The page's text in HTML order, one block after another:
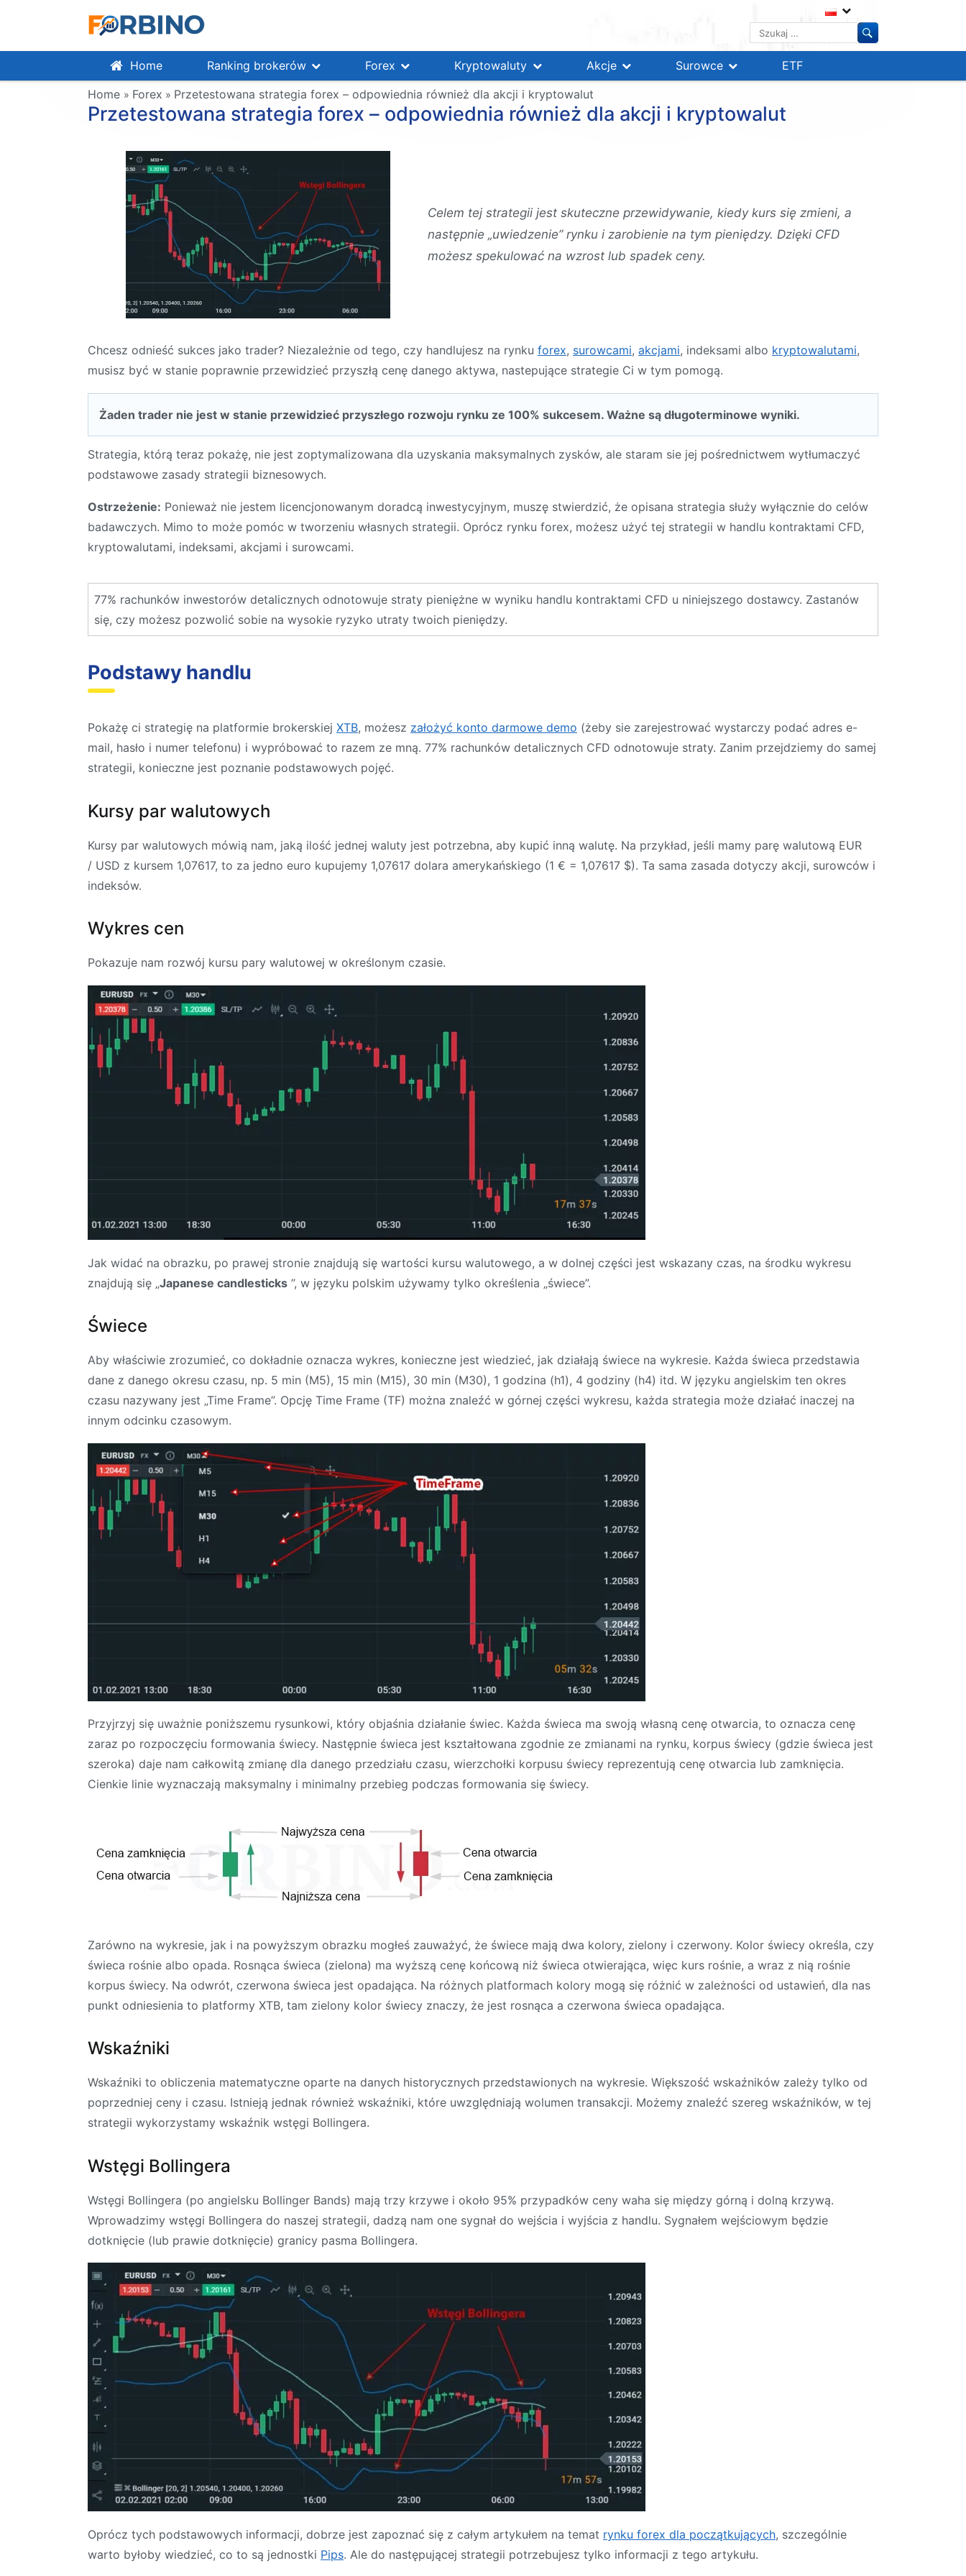
Szukaj:
Home Ranking brokerów Forex Kryptowaluty Akcje Surowce
ETF
Home » Forex » Przetestowana strategia forex – odpowiednia również dla akcji i kryptowalut
Przetestowana strategia forex – odpowiednia również dla akcji i kryptowalut
Celem tej strategii jest skuteczne przewidywanie, kiedy kurs się zmieni, a
następnie „uwiedzenie” rynku i zarobienie na tym pieniędzy. Dzięki CFD
możesz spekulować na wzrost lub spadek ceny.
Chcesz odnieść sukces jako trader? Niezależnie od tego, czy handlujesz na rynku forex, surowcami, akcjami, indeksami albo kryptowalutami,
musisz być w stanie poprawnie przewidzieć przyszłą cenę danego aktywa, nastepujące strategie Ci w tym pomogą.
Żaden trader nie jest w stanie przewidzieć przyszłego rozwoju rynku ze 100% sukcesem. Ważne są długoterminowe wyniki.
Strategia, którą teraz pokażę, nie jest zoptymalizowana dla uzyskania maksymalnych zysków, ale staram sie jej pośrednictwem wytłumaczyć
podstawowe zasady strategii biznesowych.
Ostrzeżenie: Ponieważ nie jestem licencjonowanym doradcą inwestycyjnym, muszę stwierdzić, że opisana strategia służy wyłącznie do celów
badawczych. Mimo to może pomóc w tworzeniu własnych strategii. Oprócz rynku forex, możesz użyć tej strategii w handlu kontraktami CFD,
kryptowalutami, indeksami, akcjami i surowcami.
77% rachunków inwestorów detalicznych odnotowuje straty pieniężne w wyniku handlu kontraktami CFD u niniejszego dostawcy. Zastanów
się, czy możesz pozwolić sobie na wysokie ryzyko utraty twoich pieniędzy.
Podstawy handlu
Pokażę ci strategię na platformie brokerskiej XTB, możesz założyć konto darmowe demo (żeby sie zarejestrować wystarczy podać adres e-
mail, hasło i numer telefonu) i wypróbować to razem ze mną. 77% rachunków detalicznych CFD odnotowuje straty. Zanim przejdziemy do samej
strategii, konieczne jest poznanie podstawowych pojęć.
Kursy par walutowych
Kursy par walutowych mówią nam, jaką ilość jednej waluty jest potrzebna, aby kupić inną walutę. Na przykład, jeśli mamy parę walutową EUR
/ USD z kursem 1,07617, to za jedno euro kupujemy 1,07617 dolara amerykańskiego (1 € = 1,07617 $). Ta sama zasada dotyczy akcji, surowców i
indeksów.
Wykres cen
Pokazuje nam rozwój kursu pary walutowej w określonym czasie.
Jak widać na obrazku, po prawej stronie znajdują się wartości kursu walutowego, a w dolnej części jest wskazany czas, na środku wykresu
znajdują się „Japanese candlesticks ”, w języku polskim używamy tylko określenia „świece”.
Świece
Aby właściwie zrozumieć, co dokładnie oznacza wykres, konieczne jest wiedzieć, jak działają świece na wykresie. Każda świeca przedstawia
dane z danego okresu czasu, np. 5 min (M5), 15 min (M15), 30 min (M30), 1 godzina (h1), 4 godziny (h4) itd. W języku angielskim ten okres
czasu nazywany jest „Time Frame”. Opcję Time Frame (TF) można znaleźć w górnej części wykresu, każda strategia może działać inaczej na
innym odcinku czasowym.
Przyjrzyj się uważnie poniższemu rysunkowi, który objaśnia działanie świec. Każda świeca ma swoją własną cenę otwarcia, to oznacza cenę
zaraz po rozpoczęciu formowania świecy. Następnie świeca jest kształtowana zgodnie ze zmianami na rynku, korpus świecy (gdzie świeca jest
szeroka) daje nam całkowitą zmianę dla danego przedziału czasu, wierzchołki korpusu świecy reprezentują cenę otwarcia lub zamknięcia.
Cienkie linie wyznaczają maksymalny i minimalny przebieg podczas formowania się świecy.
Zarówno na wykresie, jak i na powyższym obrazku mogłeś zauważyć, że świece mają dwa kolory, zielony i czerwony. Kolor świecy określa, czy
świeca rośnie albo opada. Rosnąca świeca (zielona) ma wyższą cenę końcową niż świeca otwierająca, więc kurs rośnie, a wraz z nią rośnie
korpus świecy. Na odwrót, czerwona świeca jest opadająca. Na różnych platformach kolory mogą się różnić w zależności od ustawień, dla nas
punkt odniesienia to platformy XTB, tam zielony kolor świecy znaczy, że jest rosnąca a czerwona świeca opadająca.
Wskaźniki
Wskaźniki to obliczenia matematyczne oparte na danych historycznych przedstawionych na wykresie. Większość wskaźników zależy tylko od
poprzedniej ceny i czasu. Istnieją jednak również wskaźniki, które uwzględniają wolumen transakcji. Możemy znaleźć szereg wskaźników, w tej
strategii wykorzystamy wskaźnik wstęgi Bollingera.
Wstęgi Bollingera
Wstęgi Bollingera (po angielsku Bollinger Bands) mają trzy krzywe i około 95% przypadków ceny waha się między górną i dolną krzywą.
Wprowadzimy wstęgi Bollingera do naszej strategii, dadzą nam one sygnał do wejścia i wyjścia z handlu. Sygnałem wejściowym będzie
dotknięcie (lub prawie dotknięcie) granicy pasma Bollingera.
Oprócz tych podstawowych informacji, dobrze jest zapoznać się z całym artykułem na temat rynku forex dla początkujących, szczególnie
warto byłoby wiedzieć, co to są jednostki Pips. Ale do następującej strategii potrzebujesz tylko informacji z tego artykułu.